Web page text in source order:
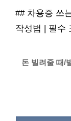
## 차용증 쓰
작성법 | 필수
돈 빌려줄 때/